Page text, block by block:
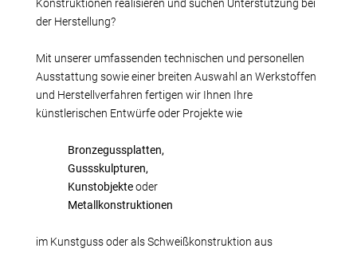
Reverse Engineering
Qualitätsmanagement
Firma
Eigene Produkte
Referenzteile
Stellenangebote
Wir bilden aus
Videos
Konstruktionen realisieren und suchen Unterstützung bei
der Herstellung?
Mit unserer umfassenden technischen und personellen
Ausstattung sowie einer breiten Auswahl an Werkstoffen
und Herstellverfahren fertigen wir Ihnen Ihre
künstlerischen Entwürfe oder Projekte wie
Bronzegussplatten,
Gussskulpturen,
Kunstobjekteoder
Metallkonstruktionen
im Kunstguss oder als Schweißkonstruktion aus